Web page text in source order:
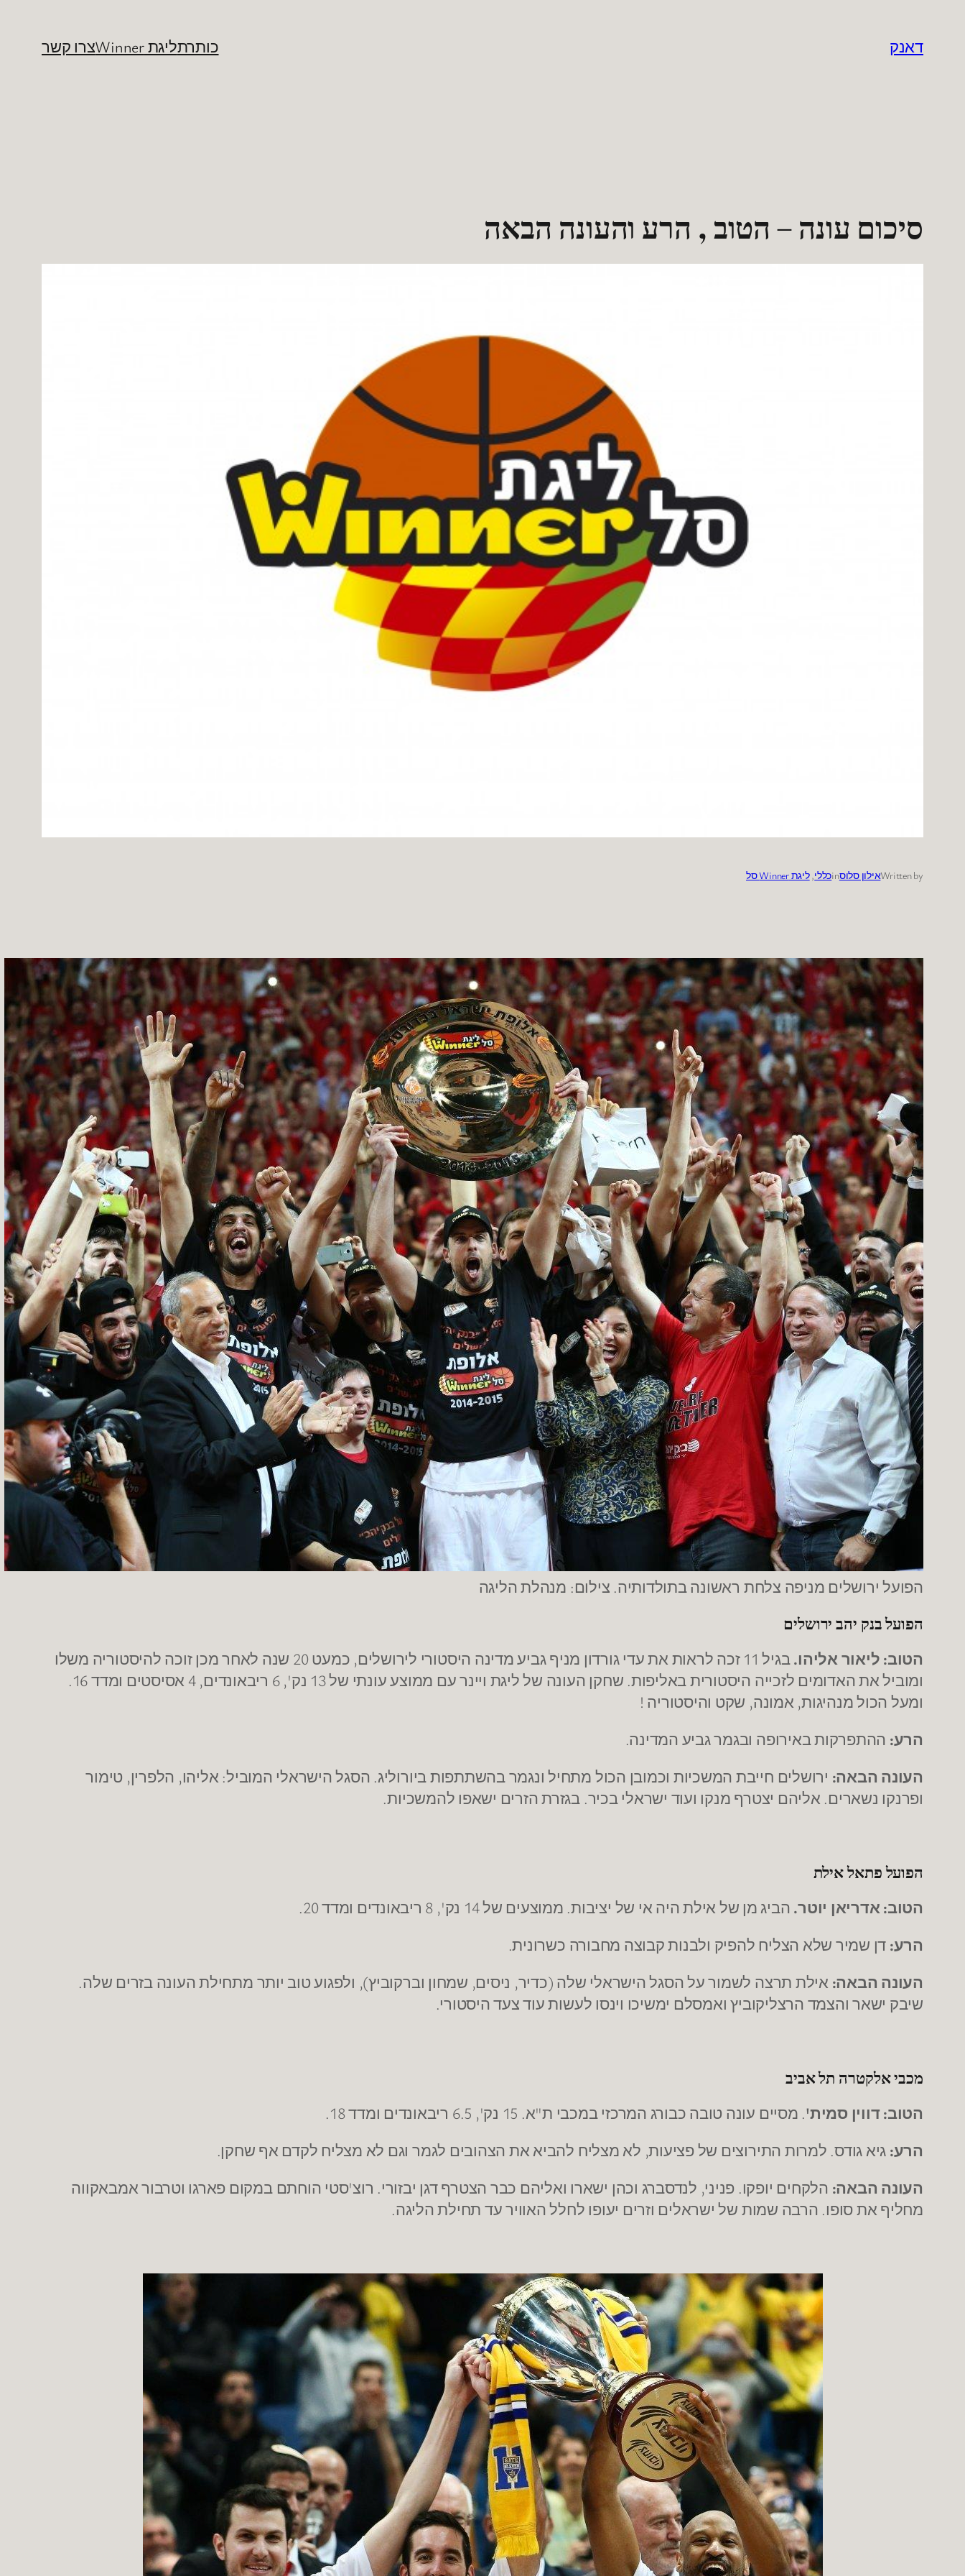
דאנק כותרתליגת Winner צרו קשר
סיכום עונה – הטוב , הרע והעונה הבאה
Written byאילון סלוסinכללי, ליגת Winner סל
הפועל ירושלים מניפה צלחת ראשונה בתולדותיה. צילום: מנהלת הליגה
הפועל בנק יהב ירושלים
הטוב: ליאור אליהו.
בגיל 11 זכה לראות את עדי גורדון מניף גביע מדינה היסטורי לירושלים, כמעט 20 שנה לאחר מכן זוכה להיסטוריה משלו
ומוביל את האדומים לזכייה היסטורית באליפות. שחקן העונה של ליגת ויינר עם ממוצע עונתי של 13 נק', 6 ריבאונדים, 4 אסיסטים ומדד 16.
ומעל הכול מנהיגות, אמונה, שקט והיסטוריה !
הרע: ההתפרקות באירופה ובגמר גביע המדינה.
העונה הבאה: ירושלים חייבת המשכיות וכמובן הכול מתחיל ונגמר בהשתתפות ביורוליג. הסגל הישראלי המוביל: אליהו, הלפרין, טימור
ופרנקו נשארים. אליהם יצטרף מנקו ועוד ישראלי בכיר. בגזרת הזרים ישאפו להמשכיות.
הפועל פתאל אילת
הטוב:אדריאן יוטר. הביג מן של אילת היה אי של יציבות. ממוצעים של 14 נק', 8 ריבאונדים ומדד 20.
הרע: דן שמיר שלא הצליח להפיק ולבנות קבוצה מחבורה כשרונית.
העונה הבאה: אילת תרצה לשמור על הסגל הישראלי שלה (כדיר, ניסים, שמחון וברקוביץ), ולפגוע טוב יותר מתחילת העונה בזרים שלה.
שיבק ישאר והצמד הרצליקוביץ ואמסלם ימשיכו וינסו לעשות עוד צעד היסטורי.
מכבי אלקטרה תל אביב
הטוב: דווין סמית'. מסיים עונה טובה כבורג המרכזי במכבי ת"א. 15 נק', 6.5 ריבאונדים ומדד 18.
הרע: גיא גודס. למרות התירוצים של פציעות, לא מצליח להביא את הצהובים לגמר וגם לא מצליח לקדם אף שחקן.
העונה הבאה: הלקחים יופקו. פניני, לנדסברג וכהן ישארו ואליהם כבר הצטרף דגן יבזורי. רוצ'סטי הוחתם במקום פארגו וטרבור אמבאקווה
מחליף את סופו. הרבה שמות של ישראלים וזרים יעופו לחלל האוויר עד תחילת הליגה.